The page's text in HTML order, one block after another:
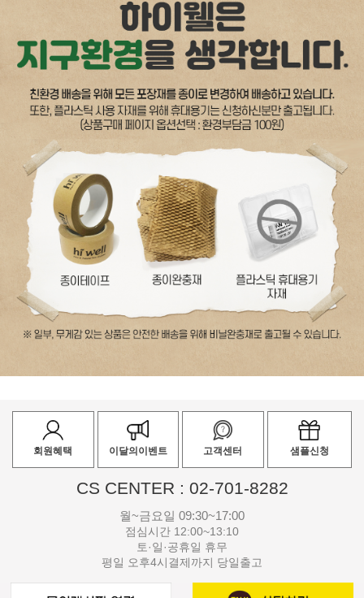
회원혜택 이달의이벤트 고객센터 샘플신청
CS CENTER : 02-701-8282
월~금요일 09:30~17:00
점심시간 12:00~13:10
토·일·공휴일 휴무
평일 오후4시결제까지 당일출고